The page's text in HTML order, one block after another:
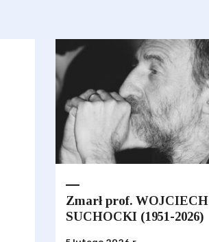
Zmarł prof. WOJCIECH
SUCHOCKI (1951-2026)